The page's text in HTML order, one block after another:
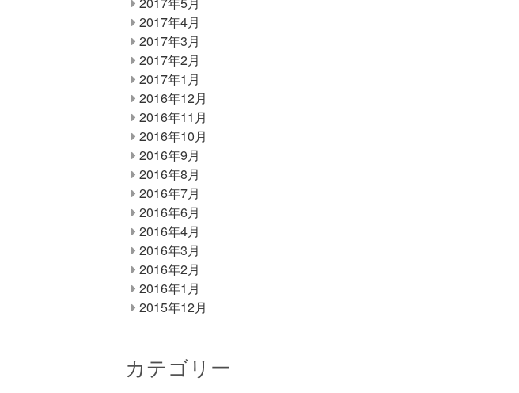
2017年4月
2017年3月
2017年2月
2017年1月
2016年12月
2016年11月
2016年10月
2016年9月
2016年8月
2016年7月
2016年6月
2016年4月
2016年3月
2016年2月
2016年1月
2015年12月
カテゴリー